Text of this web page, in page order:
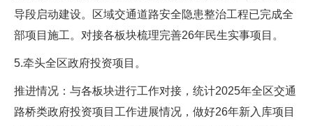
导段启动建设。区域交通道路安全隐患整治工程已完成全
部项目施工。对接各板块梳理完善26年民生实事项目。
5.牵头全区政府投资项目。
推进情况：与各板块进行工作对接，统计2025年全区交通
路桥类政府投资项目工作进展情况，做好26年新入库项目